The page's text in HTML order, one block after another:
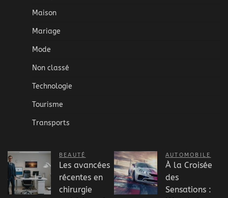
Maison
Mariage
Mode
Non classé
Technologie
Tourisme
Transports
BEAUTÉ
Les avancées
récentes en
chirurgie
AUTOMOBILE
À la Croisée
des
Sensations :